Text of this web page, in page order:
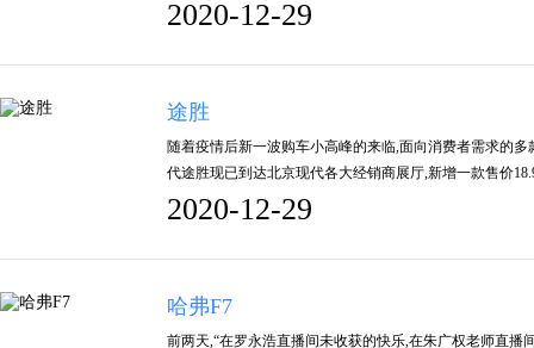
2020-12-29
途胜
随着疫情后新一波购车小高峰的来临,面向消费者需求的
代途胜现已到达北京现代各大经销商展厅,新增一款售价
2020-12-29
哈弗F7
前两天,“在罗永浩直播间未收获的快乐,在朱广权老师直播